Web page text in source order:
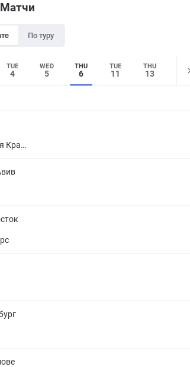
Матчи
По туру
TUE
4
WED
5
THU
6
TUE
11
THU
13
Край